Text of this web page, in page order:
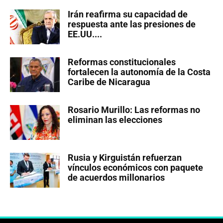
Irán reafirma su capacidad de
respuesta ante las presiones de
EE.UU....
Reformas constitucionales
fortalecen la autonomía de la Costa
Caribe de Nicaragua
Rosario Murillo: Las reformas no
eliminan las elecciones
Rusia y Kirguistán refuerzan
vínculos económicos con paquete
de acuerdos millonarios